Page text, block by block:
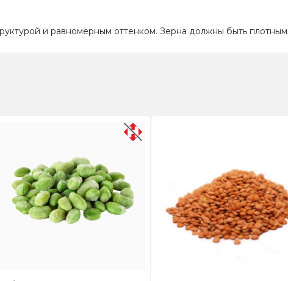
и равномерным оттенком. Зерна должны быть